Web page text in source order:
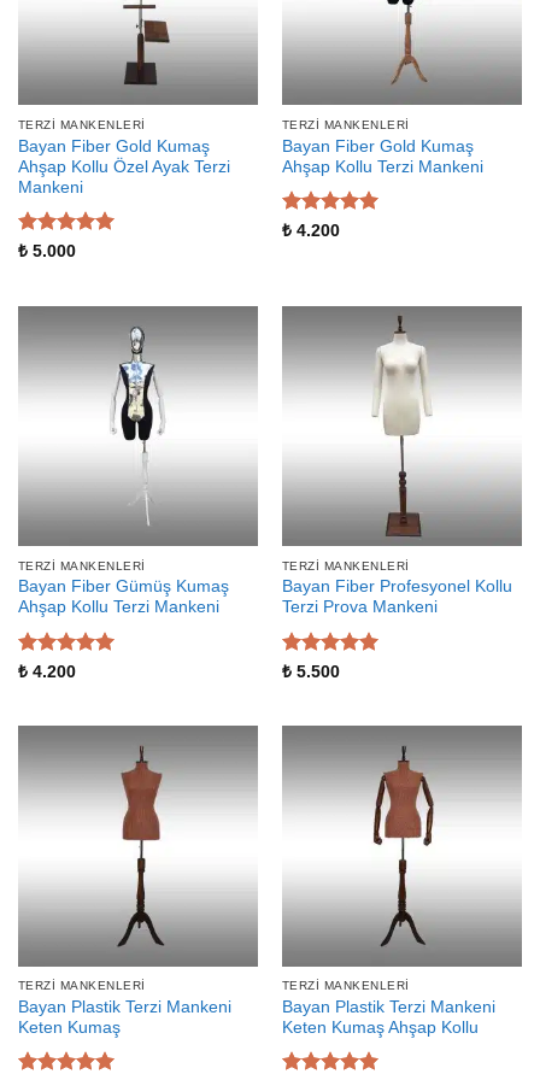
TERZI MANKENLERI
Bayan Fiber Gold Kumaş
Ahşap Kollu Özel Ayak Terzi
Mankeni
5 üzerinden
₺5.000
TERZI MANKENLERI
Bayan Fiber Gold Kumaş
Ahşap Kollu Terzi Mankeni
5 üzerinden
₺4.200
TERZI MANKENLERI
Bayan Fiber Gümüş Kumaş
Ahşap Kollu Terzi Mankeni
5 üzerinden
₺4.200
TERZI MANKENLERI
Bayan Fiber Profesyonel Kollu
Terzi Prova Mankeni
5 üzerinden
₺5.500
TERZI MANKENLERI
Bayan Plastik Terzi Mankeni
Keten Kumaş
TERZI MANKENLERI
Bayan Plastik Terzi Mankeni
Keten Kumaş Ahşap Kollu